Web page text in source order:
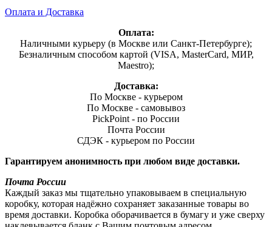
Оплата и Доставка
Оплата:
Наличными курьеру (в Москве или Санкт-Петербурге);
Безналичным способом картой (VISA, MasterCard, МИР,
Maestro);
Доставка:
По Москве - курьером
По Москве - самовывоз
PickPoint - по России
Почта России
СДЭК - курьером по России
Гарантируем анонимность при любом виде доставки.
Почта России
Каждый заказ мы тщательно упаковываем в специальную
коробку, которая надёжно сохраняет заказанные товары во
время доставки. Коробка оборачивается в бумагу и уже сверху